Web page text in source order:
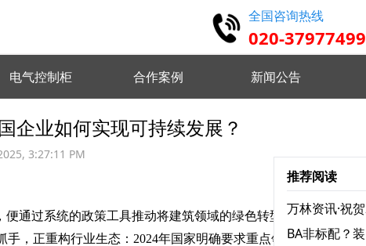
全国咨询热线
020-37977499
共享
数字孪生
全要素可视化 高精度仿真 设计认证维护
故障预测识别 实时监控分析 优化设备状态
智慧消防
电气控制柜 合作案例 新闻公告
企业如何实现可持续发展？
3:27:11 PM
通过系统的政策工具推动将建筑领域的绿色转型推向
，正重构行业生态：2024年国家明确要求重点领域节
推荐阅读